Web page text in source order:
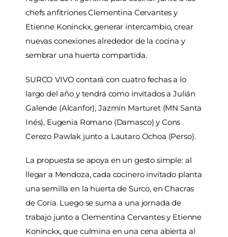
chefs anfitriones Clementina Cervantes y
Etienne Koninckx, generar intercambio, crear
nuevas conexiones alrededor de la cocina y
sembrar una huerta compartida.
SURCO VIVO contará con cuatro fechas a lo
largo del año y tendrá como invitados a Julián
Galende (Alcanfor), Jazmín Marturet (MN Santa
Inés), Eugenia Romano (Damasco) y Cons
Cerezo Pawlak junto a Lautaro Ochoa (Perso).
La propuesta se apoya en un gesto simple: al
llegar a Mendoza, cada cocinero invitado planta
una semilla en la huerta de Surco, en Chacras
de Coria. Luego se suma a una jornada de
trabajo junto a Clementina Cervantes y Etienne
Koninckx, que culmina en una cena abierta al